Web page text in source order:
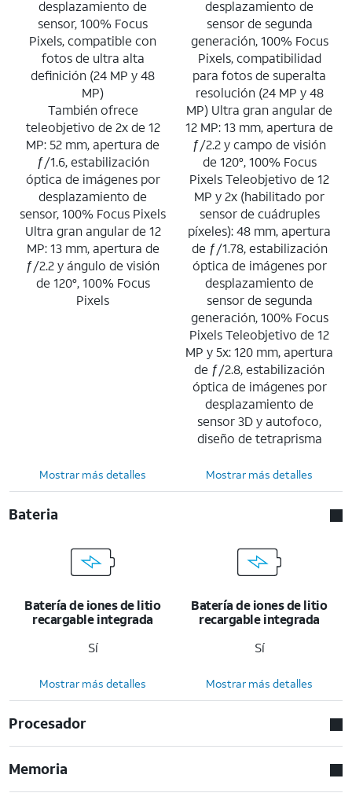
desplazamiento de
sensor, 100% Focus
Pixels, compatible con
fotos de ultra alta
definición (24 MP y 48
MP)
También ofrece
teleobjetivo de 2x de 12
MP: 52 mm, apertura de
ƒ/1.6, estabilización
óptica de imágenes por
desplazamiento de
sensor, 100% Focus Pixels
Ultra gran angular de 12
MP: 13 mm, apertura de
ƒ/2.2 y ángulo de visión
de 120°, 100% Focus
Pixels
desplazamiento de
sensor de segunda
generación, 100% Focus
Pixels, compatibilidad
para fotos de superalta
resolución (24 MP y 48
MP) Ultra gran angular de
12 MP: 13 mm, apertura de
ƒ/2.2 y campo de visión
de 120°, 100% Focus
Pixels Teleobjetivo de 12
MP y 2x (habilitado por
sensor de cuádruples
píxeles): 48 mm, apertura
de ƒ/1.78, estabilización
óptica de imágenes por
desplazamiento de
sensor de segunda
generación, 100% Focus
Pixels Teleobjetivo de 12
MP y 5x: 120 mm, apertura
de ƒ/2.8, estabilización
óptica de imágenes por
desplazamiento de
sensor 3D y autofoco,
diseño de tetraprisma
Mostrar más detalles Mostrar más detalles
Bateria
Batería de iones de litio
recargable integrada
Sí
Batería de iones de litio
recargable integrada
Sí
Mostrar más detalles Mostrar más detalles
Procesador
Memoria